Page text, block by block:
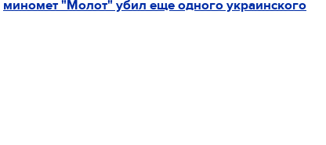
миномет "Молот" убил еще одного украинского